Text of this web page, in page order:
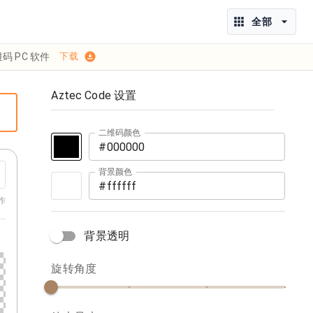
全部
PC 软件 下载
Aztec Code 设置
二维码颜色
背景颜色
背景透明
旋转角度